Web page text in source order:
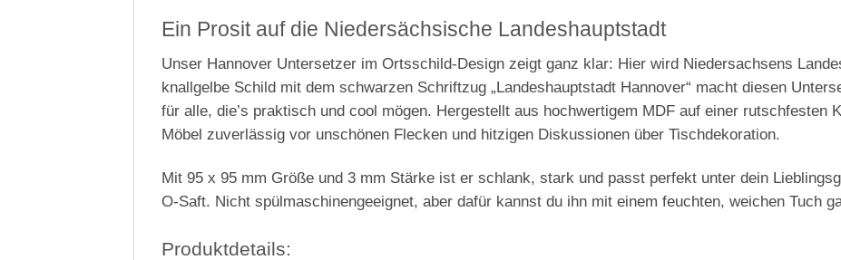
Ein Prosit auf die Niedersächsische Landeshauptstadt
Unser Hannover Untersetzer im Ortsschild-Design zeigt ganz klar: Hier wird Niedersachsens
knallgelbe Schild mit dem schwarzen Schriftzug „Landeshauptstadt Hannover“ macht diesen
für alle, die’s praktisch und cool mögen. Hergestellt aus hochwertigem MDF auf einer rutschfesten
Möbel zuverlässig vor unschönen Flecken und hitzigen Diskussionen über Tischdekoration.
Mit 95 x 95 mm Größe und 3 mm Stärke ist er schlank, stark und passt perfekt unter dein
O-Saft. Nicht spülmaschinengeeignet, aber dafür kannst du ihn mit einem feuchten, weichen Tuch
Produktdetails: